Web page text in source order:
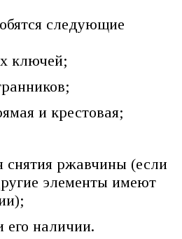
следующие
ключей;
и крестовая;
снятия ржавчины (если
элементы имеют
его наличии.